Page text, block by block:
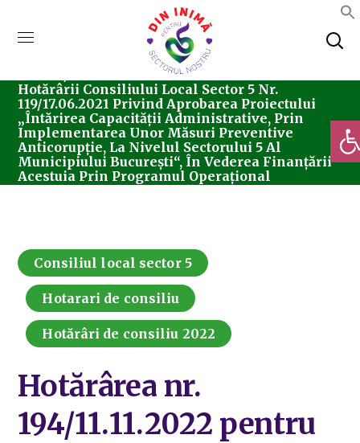
Consiliul Local Sector 5
Nr. 194/11.11.2022 Pentru Modificarea Art. 6 Al
Hotărârii Consiliului Local Sector 5 Nr.
119/17.06.2021 Privind Aprobarea Proiectului
„Întărirea Capacității Administrative, Prin
Implementarea Unor Măsuri Preventive
Anticorupție, La Nivelul Sectorului 5 Al
Municipiului București“, În Vederea Finanțării
Acestuia Prin Programul Operațional
Consiliul local sector 5
Hotarari de consiliu
Hotărâri de consiliu 2022
Hotărârea nr.
194/11.11.2022 pentru